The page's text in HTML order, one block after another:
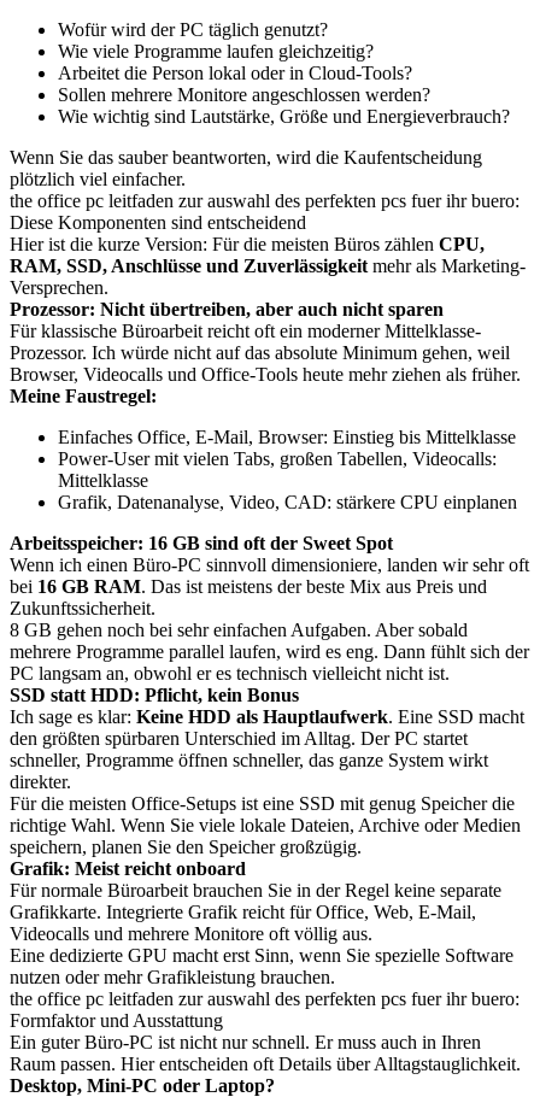
Wofür wird der PC täglich genutzt?
Wie viele Programme laufen gleichzeitig?
Arbeitet die Person lokal oder in Cloud-Tools?
Sollen mehrere Monitore angeschlossen werden?
Wie wichtig sind Lautstärke, Größe und Energieverbrauch?
Wenn Sie das sauber beantworten, wird die Kaufentscheidung
plötzlich viel einfacher.
the office pc leitfaden zur auswahl des perfekten pcs fuer ihr buero:
Diese Komponenten sind entscheidend
Hier ist die kurze Version: Für die meisten Büros zählen CPU,
RAM, SSD, Anschlüsse und Zuverlässigkeit mehr als Marketing-
Versprechen.
Prozessor: Nicht übertreiben, aber auch nicht sparen
Für klassische Büroarbeit reicht oft ein moderner Mittelklasse-
Prozessor. Ich würde nicht auf das absolute Minimum gehen, weil
Browser, Videocalls und Office-Tools heute mehr ziehen als früher.
Meine Faustregel:
Einfaches Office, E-Mail, Browser: Einstieg bis Mittelklasse
Power-User mit vielen Tabs, großen Tabellen, Videocalls:
Mittelklasse
Grafik, Datenanalyse, Video, CAD: stärkere CPU einplanen
Arbeitsspeicher: 16 GB sind oft der Sweet Spot
Wenn ich einen Büro-PC sinnvoll dimensioniere, landen wir sehr oft
bei 16 GB RAM. Das ist meistens der beste Mix aus Preis und
Zukunftssicherheit.
8 GB gehen noch bei sehr einfachen Aufgaben. Aber sobald
mehrere Programme parallel laufen, wird es eng. Dann fühlt sich der
PC langsam an, obwohl er es technisch vielleicht nicht ist.
SSD statt HDD: Pflicht, kein Bonus
Ich sage es klar: Keine HDD als Hauptlaufwerk. Eine SSD macht
den größten spürbaren Unterschied im Alltag. Der PC startet
schneller, Programme öffnen schneller, das ganze System wirkt
direkter.
Für die meisten Office-Setups ist eine SSD mit genug Speicher die
richtige Wahl. Wenn Sie viele lokale Dateien, Archive oder Medien
speichern, planen Sie den Speicher großzügig.
Grafik: Meist reicht onboard
Für normale Büroarbeit brauchen Sie in der Regel keine separate
Grafikkarte. Integrierte Grafik reicht für Office, Web, E-Mail,
Videocalls und mehrere Monitore oft völlig aus.
Eine dedizierte GPU macht erst Sinn, wenn Sie spezielle Software
nutzen oder mehr Grafikleistung brauchen.
the office pc leitfaden zur auswahl des perfekten pcs fuer ihr buero:
Formfaktor und Ausstattung
Ein guter Büro-PC ist nicht nur schnell. Er muss auch in Ihren
Raum passen. Hier entscheiden oft Details über Alltagstauglichkeit.
Desktop, Mini-PC oder Laptop?